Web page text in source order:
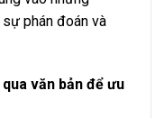
phán đoán và
văn bản để ưu